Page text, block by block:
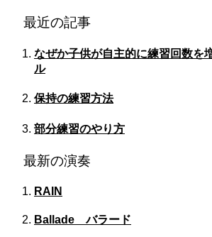
最近の記事
なぜか子供が自主的に練習回数を
ル
保持の練習方法
部分練習のやり方
最新の演奏
RAIN
Ballade バラード